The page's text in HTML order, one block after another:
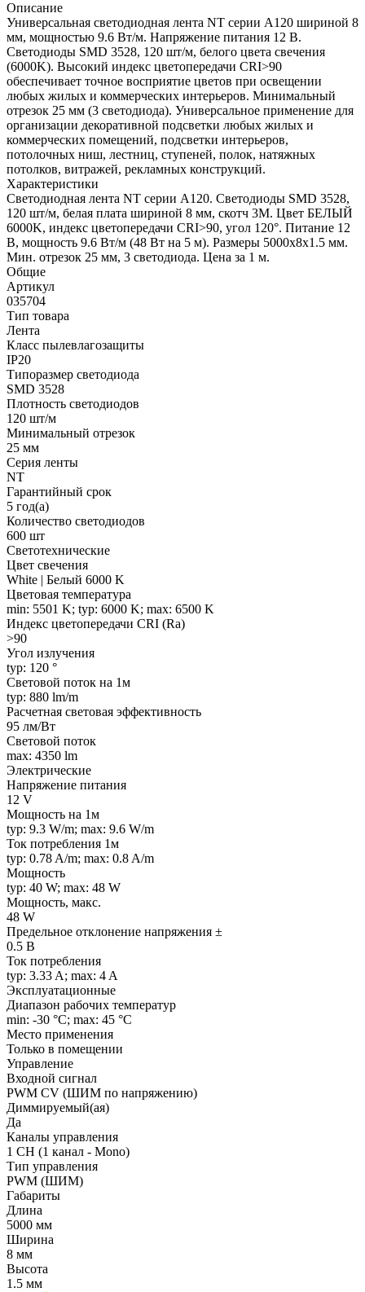
Описание
Универсальная светодиодная лента NT серии A120 шириной 8
мм, мощностью 9.6 Вт/м. Напряжение питания 12 В.
Светодиоды SMD 3528, 120 шт/м, белого цвета свечения
(6000K). Высокий индекс цветопередачи CRI>90
обеспечивает точное восприятие цветов при освещении
любых жилых и коммерческих интерьеров. Минимальный
отрезок 25 мм (3 светодиода). Универсальное применение для
организации декоративной подсветки любых жилых и
коммерческих помещений, подсветки интерьеров,
потолочных ниш, лестниц, ступеней, полок, натяжных
потолков, витражей, рекламных конструкций.
Характеристики
Светодиодная лента NT серии A120. Светодиоды SMD 3528,
120 шт/м, белая плата шириной 8 мм, скотч 3M. Цвет БЕЛЫЙ
6000K, индекс цветопередачи CRI>90, угол 120°. Питание 12
В, мощность 9.6 Вт/м (48 Вт на 5 м). Размеры 5000x8x1.5 мм.
Мин. отрезок 25 мм, 3 светодиода. Цена за 1 м.
Общие
Артикул
035704
Тип товара
Лента
Класс пылевлагозащиты
IP20
Типоразмер светодиода
SMD 3528
Плотность светодиодов
120 шт/м
Минимальный отрезок
25 мм
Серия ленты
NT
Гарантийный срок
5 год(а)
Количество светодиодов
600 шт
Светотехнические
Цвет свечения
White | Белый 6000 K
Цветовая температура
min: 5501 K; typ: 6000 K; max: 6500 K
Индекс цветопередачи CRI (Ra)
>90
Угол излучения
typ: 120 °
Световой поток на 1м
typ: 880 lm/m
Расчетная световая эффективность
95 лм/Вт
Световой поток
max: 4350 lm
Электрические
Напряжение питания
12 V
Мощность на 1м
typ: 9.3 W/m; max: 9.6 W/m
Ток потребления 1м
typ: 0.78 A/m; max: 0.8 A/m
Мощность
typ: 40 W; max: 48 W
Мощность, макс.
48 W
Предельное отклонение напряжения ±
0.5 В
Ток потребления
typ: 3.33 A; max: 4 A
Эксплуатационные
Диапазон рабочих температур
min: -30 °C; max: 45 °C
Место применения
Только в помещении
Управление
Входной сигнал
PWM СV (ШИМ по напряжению)
Диммируемый(ая)
Да
Каналы управления
1 CH (1 канал - Mono)
Тип управления
PWM (ШИМ)
Габариты
Длина
5000 мм
Ширина
8 мм
Высота
1.5 мм